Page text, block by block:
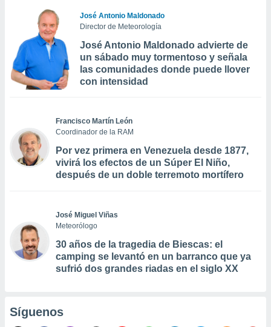
José Antonio Maldonado
Director de Meteorología
José Antonio Maldonado advierte de
un sábado muy tormentoso y señala
las comunidades donde puede llover
con intensidad
Francisco Martín León
Coordinador de la RAM
Por vez primera en Venezuela desde 1877,
vivirá los efectos de un Súper El Niño,
después de un doble terremoto mortífero
José Miguel Viñas
Meteorólogo
30 años de la tragedia de Biescas: el
camping se levantó en un barranco que ya
sufrió dos grandes riadas en el siglo XX
Síguenos